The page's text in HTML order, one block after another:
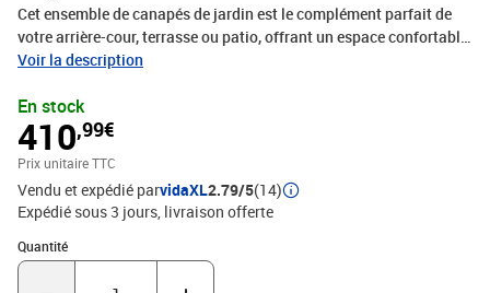
Cet ensemble de canapés de jardin est le complément parfait de
votre arrière-cour, terrasse ou patio, offrant un espace confortable
et accueillant pour discuter avec la famille et les amis ou
la résine tressée, également connue sous le nom de poly rotin, est
un matériau synthétique solide et nécessitant peu d'entretien qui
ressemble au rotin naturel. Il est léger, facile à nettoyer et
couramment utilisé pour les meubles d'extérieur en raison de sa
durabilité et de ses propriétés de résistance aux
intempéries.Fonction de rangement avec sac résistant à l'eau :
chaque siège de jardin dispose d'un espace de rangement sous
l'assise, complété par un sac résistant à l'eau pour ranger les
Voir la description
En stock
410,99€
Prix unitaire TTC
Vendu et expédié parvidaXL2.79/5(14)
Expédié sous 3 jours livraison offerte
Quantité
Quantité : 1